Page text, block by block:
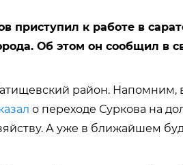
приступил к работе в
Об этом он сообщил в
район. Напомним,
о переходе Суркова на
А уже в ближайшем